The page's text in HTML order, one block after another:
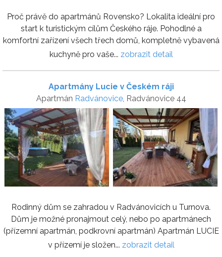
Proč právě do apartmánů Rovensko? Lokalita ideální pro
start k turistickým cílům Českého ráje. Pohodlné a
komfortní zařízení všech třech domů, kompletně vybavená
kuchyně pro vaše... zobrazit detail
Apartmány Lucie v Českém ráji
Apartmán Radvánovice, Radvánovice 44
Rodinný dům se zahradou v Radvánovicích u Turnova.
Dům je možné pronajmout celý, nebo po apartmánech
(přízemní apartmán, podkrovní apartmán) Apartmán LUCIE
v přízemí je složen... zobrazit detail